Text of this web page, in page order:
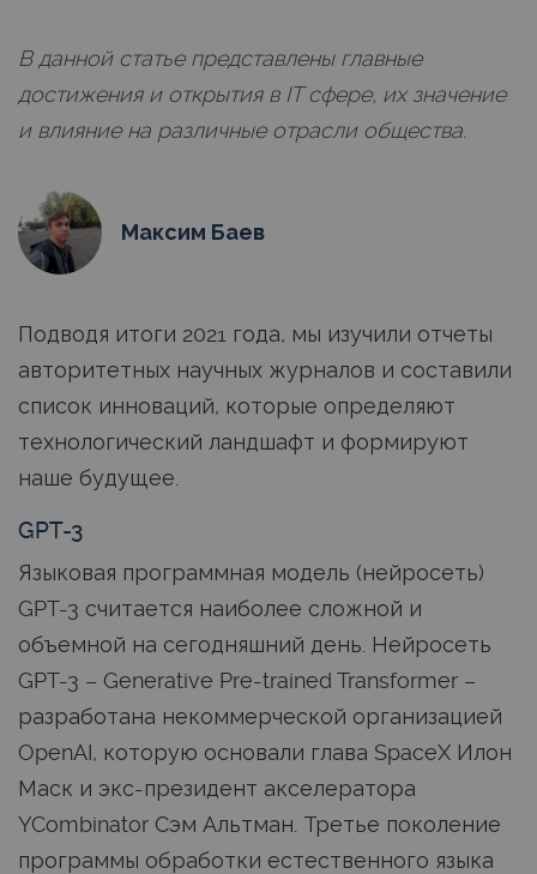
В данной статье представлены главные
достижения и открытия в IT сфере, их значение
и влияние на различные отрасли общества.
Максим Баев
Подводя итоги 2021 года, мы изучили отчеты
авторитетных научных журналов и составили
список инноваций, которые определяют
технологический ландшафт и формируют
наше будущее.
GPT-3
Языковая программная модель (нейросеть)
GPT-3 считается наиболее сложной и
объемной на сегодняшний день. Нейросеть
GPT-3 – Generative Pre-trained Transformer –
разработана некоммерческой организацией
OpenAI, которую основали глава SpaceX Илон
Маск и экс-президент акселератора
YCombinator Сэм Альтман. Третье поколение
программы обработки естественного языка